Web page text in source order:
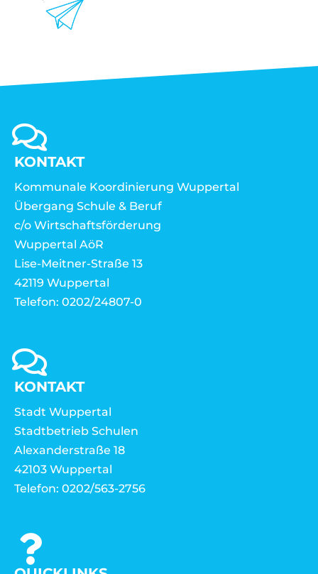
KONTAKT
Kommunale Koordinierung Wuppertal
Übergang Schule & Beruf
c/o Wirtschaftsförderung
Wuppertal AöR
Lise-Meitner-Straße 13
42119 Wuppertal
Telefon: 0202/24807-0
KONTAKT
Stadt Wuppertal
Stadtbetrieb Schulen
Alexanderstraße 18
42103 Wuppertal
Telefon: 0202/563-2756